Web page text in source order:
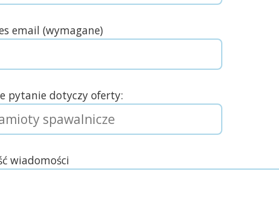
email (wymagane)
pytanie dotyczy oferty:
wiadomości